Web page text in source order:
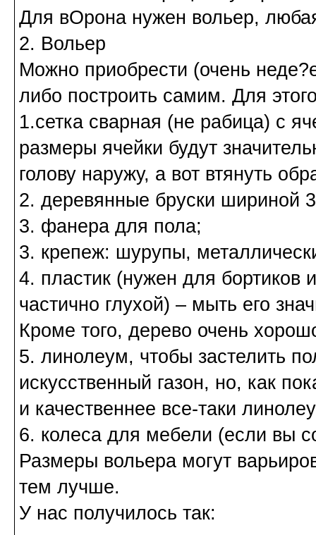
Для вОрона нужен вольер,
2. Вольер
Можно приобрести (очень
либо построить самим. Для
1.сетка сварная (не рабица) с
размеры ячейки будут
голову наружу, а вот втянуть
2. деревянные бруски шириной
3. фанера для пола;
3. крепеж: шурупы,
4. пластик (нужен для бортиков
частично глухой) – мыть его
Кроме того, дерево очень
5. линолеум, чтобы застелить
искусственный газон, но, как
и качественнее все-таки
6. колеса для мебели (если вы
Размеры вольера могут
тем лучше.
У нас получилось так: